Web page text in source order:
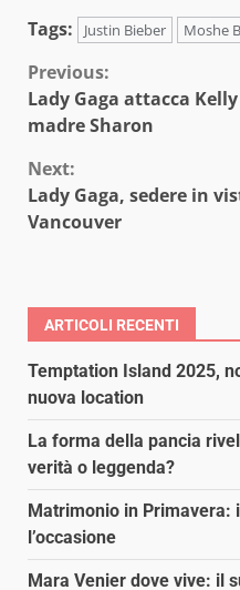
Tags:
Justin Bieber Moshe
Continue
Reading
Previous:
Lady Gaga attacca
madre Sharon
Next:
Lady Gaga, sedere in
Vancouver
ARTICOLI RECENTI
Temptation Island 2025,
nuova location
La forma della pancia
verità o leggenda?
Matrimonio in
l’occasione
Mara Venier dove vive: il